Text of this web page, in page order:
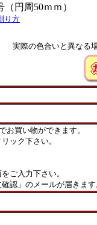
円周50ｍｍ）
り方
実際の色合いと異なる
お買い物ができます。
ック下さい。
ご入力下さい。
認」のメールが届きま